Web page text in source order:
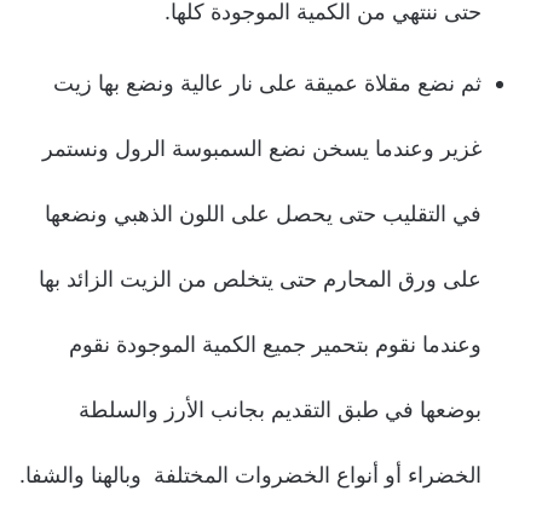
حتى ننتهي من الكمية الموجودة كلها.
ثم نضع مقلاة عميقة على نار عالية ونضع بها زيت
غزير وعندما يسخن نضع السمبوسة الرول ونستمر
في التقليب حتى يحصل على اللون الذهبي ونضعها
على ورق المحارم حتى يتخلص من الزيت الزائد بها
وعندما نقوم بتحمير جميع الكمية الموجودة نقوم
بوضعها في طبق التقديم بجانب الأرز والسلطة
الخضراء أو أنواع الخضروات المختلفة وبالهنا والشفا.